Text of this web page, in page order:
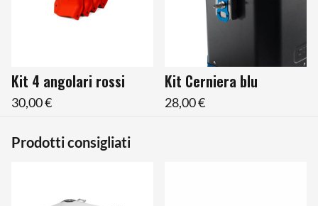
Kit 4 angolari rossi
30,00 €
Kit Cerniera blu
28,00 €
Prodotti consigliati